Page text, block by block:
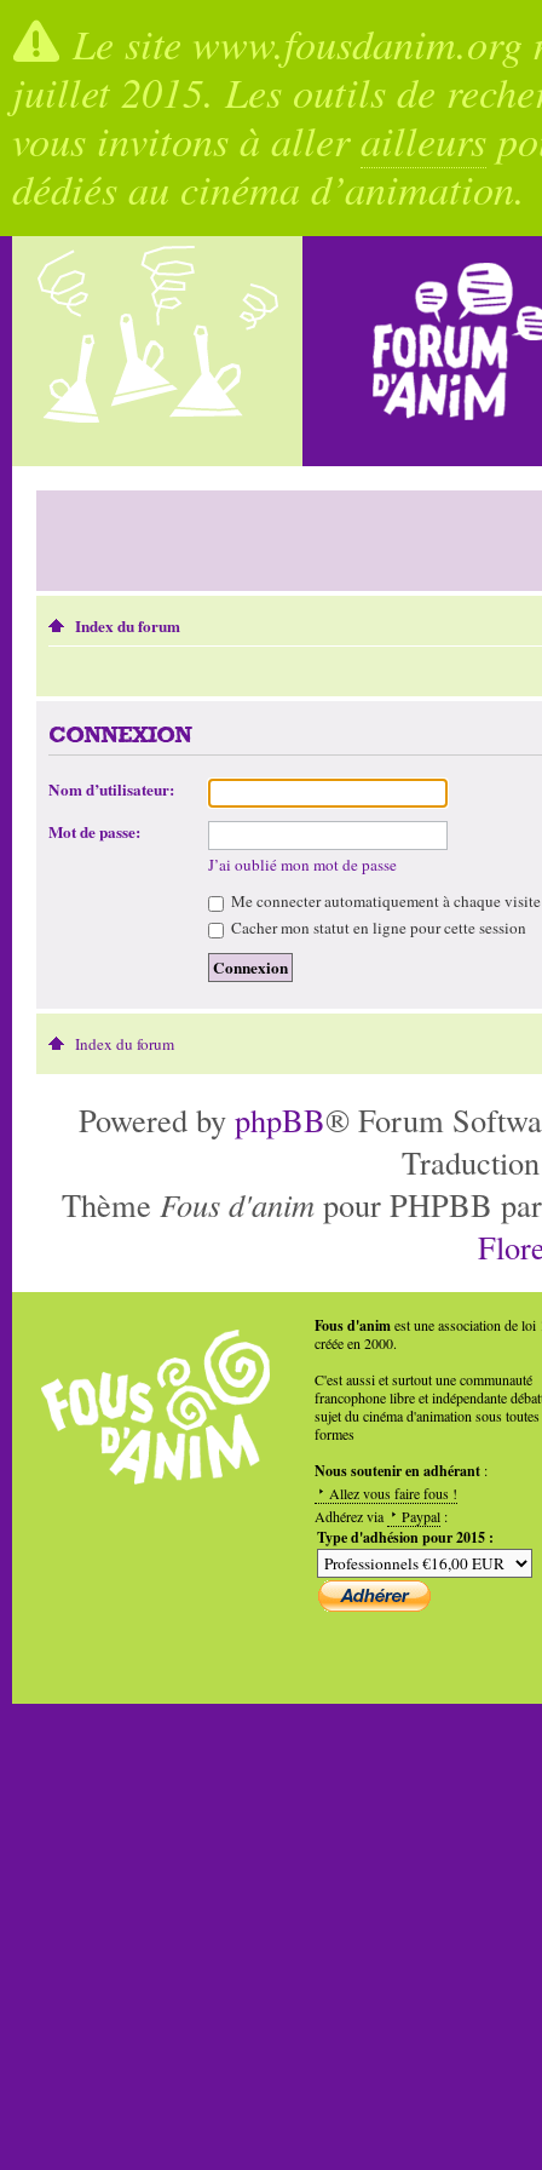
Le site
juillet 2015. Les outils de
vous invitons à allerailleurs
dédiés au cinéma d’animation.
Index du forum
CONNEXION
Nom d’utilisateur:
Mot de passe:
J’ai oublié mon mot de passe
Me connecter automatiquement à chaque visite
Cacher mon statut en ligne pour cette session
Index du forum
Powered by phpBB® Forum
Thème Fous d'anim pour PHPBB
Fous d'animest une association de loi
créée en 2000.
C'est aussi et surtout une communauté
francophone libre et indépendante
sujet du cinéma d'animation sous toutes
formes
Nous soutenir en adhérant :
Allez vous faire fous !
Adhérez via
Paypal :
Type d'adhésion pour 2015 :